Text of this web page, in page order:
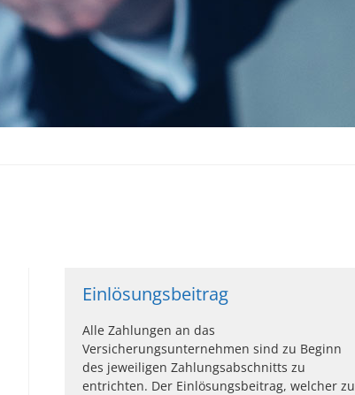
Einlösungsbeitrag
Alle Zahlungen an das
Versicherungsunternehmen sind zu Beginn
des jeweiligen Zahlungsabschnitts zu
entrichten. Der Einlösungsbeitrag, welcher zu